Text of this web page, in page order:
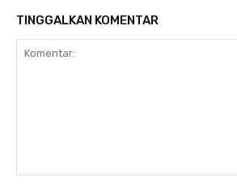
TINGGALKAN KOMENTAR